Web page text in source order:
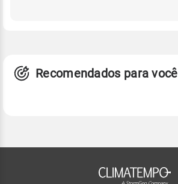
Recomendados para você